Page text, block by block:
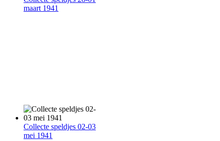
maart 1941
Collecte speldjes 02-03
mei 1941